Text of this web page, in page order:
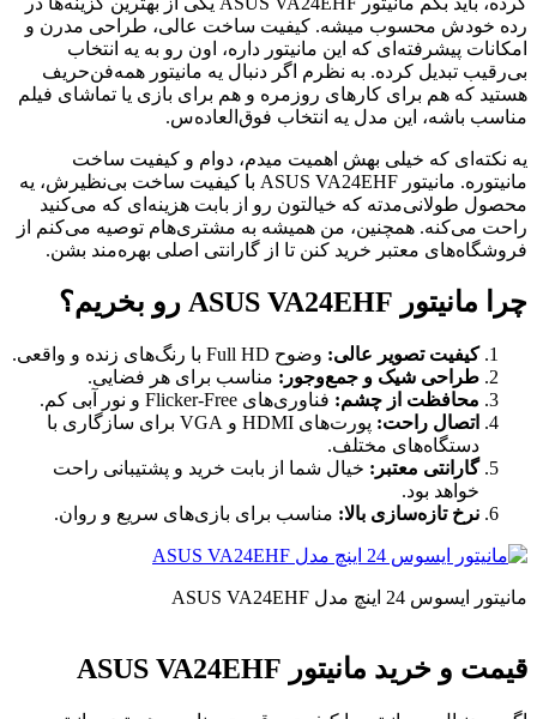
رده خودش محسوب میشه. کیفیت ساخت عالی، طراحی مدرن و
امکانات پیشرفته‌ای که این مانیتور داره، اون رو به یه انتخاب
بی‌رقیب تبدیل کرده. به نظرم اگر دنبال یه مانیتور همه‌فن‌حریف
هستید که هم برای کارهای روزمره و هم برای بازی یا تماشای فیلم
مناسب باشه، این مدل یه انتخاب فوق‌العاده‌س.
یه نکته‌ای که خیلی بهش اهمیت میدم، دوام و کیفیت ساخت
مانیتوره. مانیتور ASUS VA24EHF با کیفیت ساخت بی‌نظیرش، یه
محصول طولانی‌مدته که خیالتون رو از بابت هزینه‌ای که می‌کنید
راحت می‌کنه. همچنین، من همیشه به مشتری‌هام توصیه می‌کنم از
فروشگاه‌های معتبر خرید کنن تا از گارانتی اصلی بهره‌مند بشن.
چرا مانیتور ASUS VA24EHF رو بخریم؟
کیفیت تصویر عالی: وضوح Full HD با رنگ‌های زنده و واقعی.
طراحی شیک و جمع‌وجور: مناسب برای هر فضایی.
محافظت از چشم: فناوری‌های Flicker-Free و نور آبی کم.
اتصال راحت:
پورت‌های HDMI و VGA برای سازگاری با
دستگاه‌های مختلف.
گارانتی معتبر: خیال شما از بابت خرید و پشتیبانی راحت
خواهد بود.
نرخ تازه‌سازی بالا: مناسب برای بازی‌های سریع و روان.
مانیتور ایسوس 24 اینچ مدل ASUS VA24EHF
قیمت و خرید مانیتور ASUS VA24EHF